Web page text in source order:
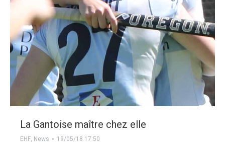
La Gantoise maître chez elle
EHF News 19/05/18 17:50